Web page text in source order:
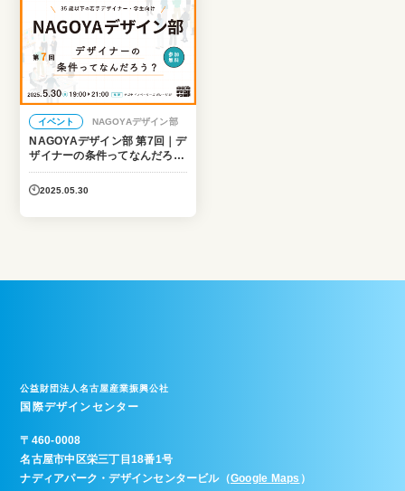
イベント NAGOYAデザイン部
NAGOYAデザイン部 第7回｜デ
ザイナーの条件ってなんだろ
う？
2025.05.30
公益財団法人名古屋産業振興公社
国際デザインセンター
〒 460-0008
名古屋市中区栄三丁目18番1号
ナディアパーク・デザインセンタービル（Google Maps ）